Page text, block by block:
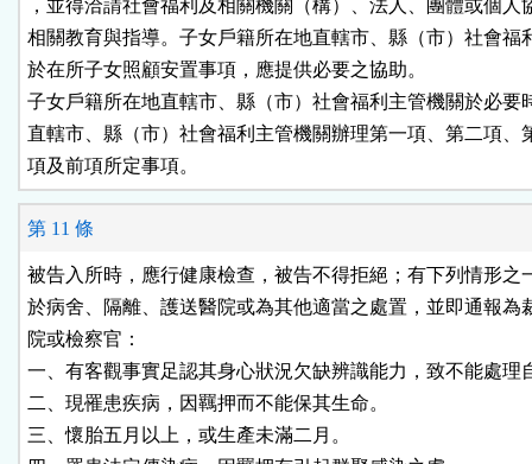
，並得洽請社會福利及相關機關（構）、法人、團體或個人
相關教育與指導。子女戶籍所在地直轄市、縣（市）社會福
於在所子女照顧安置事項，應提供必要之協助。
子女戶籍所在地直轄市、縣（市）社會福利主管機關於必要
直轄市、縣（市）社會福利主管機關辦理第一項、第二項、
項及前項所定事項。
第 11 條
被告入所時，應行健康檢查，被告不得拒絕；有下列情形之
於病舍、隔離、護送醫院或為其他適當之處置，並即通報為
院或檢察官：
一、有客觀事實足認其身心狀況欠缺辨識能力，致不能處理
二、現罹患疾病，因羈押而不能保其生命。
三、懷胎五月以上，或生產未滿二月。